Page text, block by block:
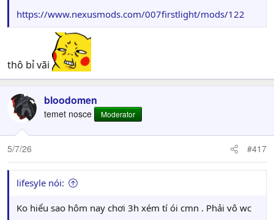
https://www.nexusmods.com/007firstlight/mods/122
thô bỉ vãi
bloodomen
temet nosce Moderator
5/7/26 #417
lifesyle nói:
Ko hiểu sao hôm nay chơi 3h xém tí ói cmn . Phải vô wc